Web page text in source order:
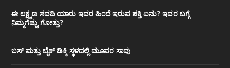
ಈ ಲಕ್ಷ್ಮಣ ಸವದಿ ಯಾರು ಇವರ ಹಿಂದೆ ಇರುವ ಶಕ್ತಿ ಏನು? ಇವರ ಬಗ್ಗೆ
ನಿಮ್ಮಗೆಷ್ಟು ಗೋತ್ತು?
ಬಸ್ ಮತ್ತು ಬೈಕ್ ಡಿಕ್ಕಿ ಸ್ಥಳದಲ್ಲಿ ಮೂವರ ಸಾವು